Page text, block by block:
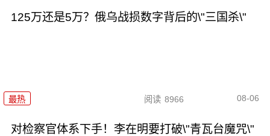
125万还是5万？俄乌战损数字背后的\"三国杀\"
最热 阅读 8966 08-06
对检察官体系下手！李在明要打破\"青瓦台魔咒\"